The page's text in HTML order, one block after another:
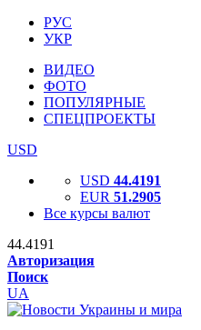
РУС
УКР
ВИДЕО
ФОТО
ПОПУЛЯРНЫЕ
СПЕЦПРОЕКТЫ
USD
USD 44.4191
EUR 51.2905
Все курсы валют
44.4191
Авторизация
Поиск
UA